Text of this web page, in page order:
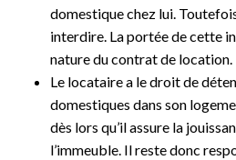
domestique chez lui.
interdire. La portée de cette
nature du contrat de location.
Le locataire a le droit de
domestiques dans son
dès lors qu’il assure la
l’immeuble. Il reste donc